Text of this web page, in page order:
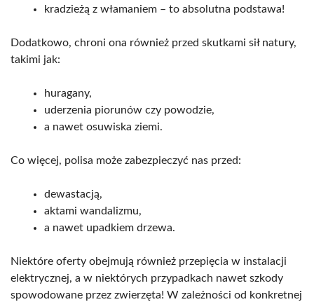
kradzieżą z włamaniem – to absolutna podstawa!
Dodatkowo, chroni ona również przed skutkami sił natury,
takimi jak:
huragany,
uderzenia piorunów czy powodzie,
a nawet osuwiska ziemi.
Co więcej, polisa może zabezpieczyć nas przed:
dewastacją,
aktami wandalizmu,
a nawet upadkiem drzewa.
Niektóre oferty obejmują również przepięcia w instalacji
elektrycznej, a w niektórych przypadkach nawet szkody
spowodowane przez zwierzęta! W zależności od konkretnej